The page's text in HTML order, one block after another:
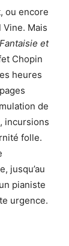
ou encore
Mais
Fantaisie et
Chopin
heures
de
incursions
folle.
jusqu’au
pianiste
urgence.